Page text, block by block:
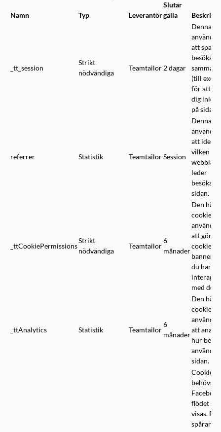
Namn Typ Leverantör
Slutar
gälla
_tt_session
Strikt
nödvändiga
Teamtailor 2 dagar
Denna
används
att spara
(till
för att
dig
på sidan).
referrer Statistik TeamtailorSession
Denna
används
att
vilken
leder
sidan.
_ttCookiePermissions
Strikt
nödvändiga
Teamtailor
6
månader
Den här
cookien
används
att
cookie-
bannern
du har
med den.
_ttAnalytics Statistik Teamtailor
6
månader
Den här
cookien
används
att
hur
använder
sidan.
Cookien
behövs
flödet ska
visas.
spårar